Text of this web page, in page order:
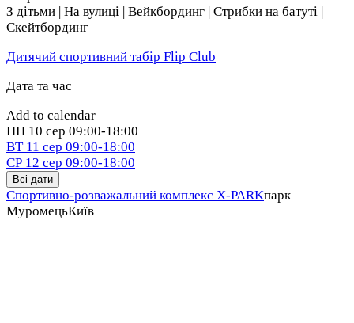
З дітьми | На вулиці | Вейкбординг | Стрибки на батуті |
Скейтбординг
Дитячий спортивний табір Flip Club
Дата та час
Add to calendar
ПН 10 сер 09:00-18:00
ВТ 11 сер 09:00-18:00
СР 12 сер 09:00-18:00
Всі дати
Спортивно-розважальний комплекс X-PARKпарк
МуромецьКиїв